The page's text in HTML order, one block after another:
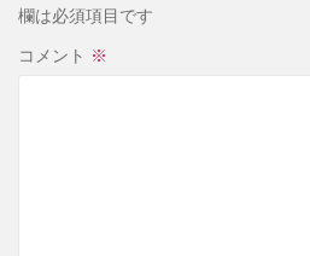
欄は必須項目です
コメント ※